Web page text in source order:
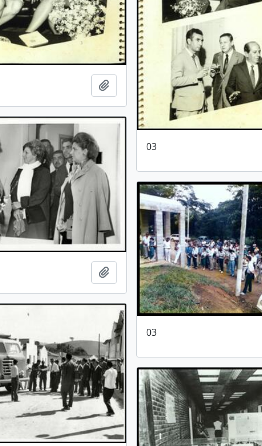
Adicionar a área de transferência
03
Adicionar a área de transferência
03